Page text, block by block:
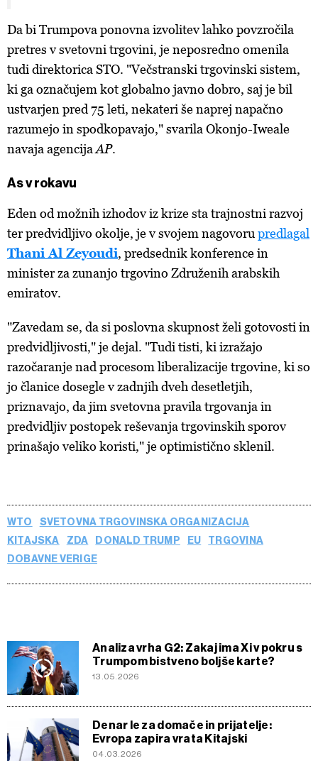
Da bi Trumpova ponovna izvolitev lahko povzročila
pretres v svetovni trgovini, je neposredno omenila
tudi direktorica STO. "Večstranski trgovinski sistem,
ki ga označujem kot globalno javno dobro, saj je bil
ustvarjen pred 75 leti, nekateri še naprej napačno
razumejo in spodkopavajo," svarila Okonjo-Iweale
navaja agencijaAP.
As v rokavu
Eden od možnih izhodov iz krize sta trajnostni razvoj
ter predvidljivo okolje, je v svojem nagovoru predlagal
Thani Al Zeyoudi, predsednik konference in
minister za zunanjo trgovino Združenih arabskih
emiratov.
"Zavedam se, da si poslovna skupnost želi gotovosti in
predvidljivosti," je dejal. "Tudi tisti, ki izražajo
razočaranje nad procesom liberalizacije trgovine, ki so
jo članice dosegle v zadnjih dveh desetletjih,
priznavajo, da jim svetovna pravila trgovanja in
predvidljiv postopek reševanja trgovinskih sporov
prinašajo veliko koristi," je optimistično sklenil.
WTO
SVETOVNA TRGOVINSKA ORGANIZACIJA
KITAJSKA
ZDA DONALD TRUMP EU
TRGOVINA
DOBAVNE VERIGE
Analiza vrha G2: Zakaj ima Xi v pokru s
Trumpom bistveno boljše karte?
13.05.2026
Denar le za domače in prijatelje:
Evropa zapira vrata Kitajski
04.03.2026